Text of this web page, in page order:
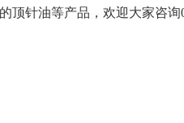
顶针油等产品，欢迎大家咨询